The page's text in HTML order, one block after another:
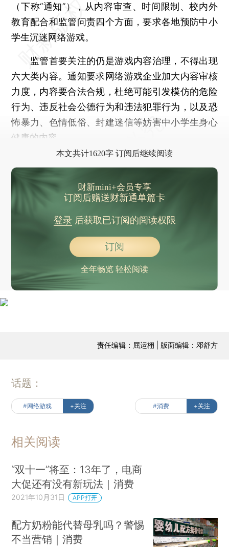
（下称“通知”），从内容审查、时间限制、校内外
教育配合和监管问责四个方面，要求各地预防中小
学生沉迷网络游戏。
监管首要关注的仍是游戏内容治理，不得出现
六大类内容。通知要求网络游戏企业加大内容审核
力度，内容要合法合规，杜绝可能引发模仿的危险
行为、违反社会公德行为和违法犯罪行为，以及恐
怖暴力、色情低俗、封建迷信等妨害中小学生身心
健康的内容。
本文共计1620字 订阅后继续阅读
财新mini+会员专享
订阅后赠送财新通单篇卡
登录后获取已订阅的阅读权限
订阅
全年畅览 轻松阅读
责任编辑：屈运栩 | 版面编辑：邓舒方
话题：
#网络游戏 +关注 #消费 +关注
相关阅读
“双十一”将至：13年了，电商
大促还有没有新玩法｜消费
2021年10月31日 APP打开
配方奶粉能代替母乳吗？警惕
不当营销｜消费